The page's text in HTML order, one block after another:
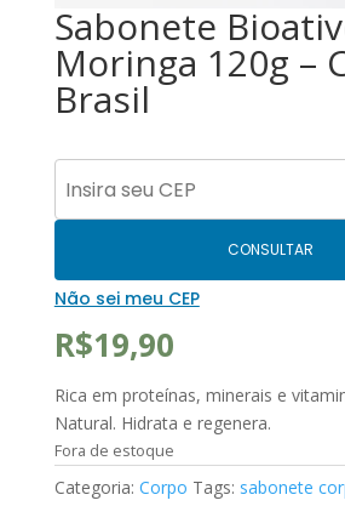
Sabonete
Moringa 120g –
Brasil
CONSULTAR
Não sei meu CEP
R$19,90
Rica em proteínas, minerais e
Natural. Hidrata e regenera.
Fora de estoque
Categoria: Corpo Tags: sabonete